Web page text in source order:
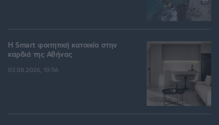
Η Smart φοιτητική κατοικία στην
καρδιά της Αθήνας
03.08.2026, 10:56